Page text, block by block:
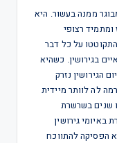
שמבוגר ממנה בעשור. היא
ומתמיד רצופי
התקוטטו על כל דבר
בגירושין. כשהיא
הגירושין נזרק
לה לוותר מיידית
שנים בשרשרת
באיומי גירושין
הפסיקה להתווכח